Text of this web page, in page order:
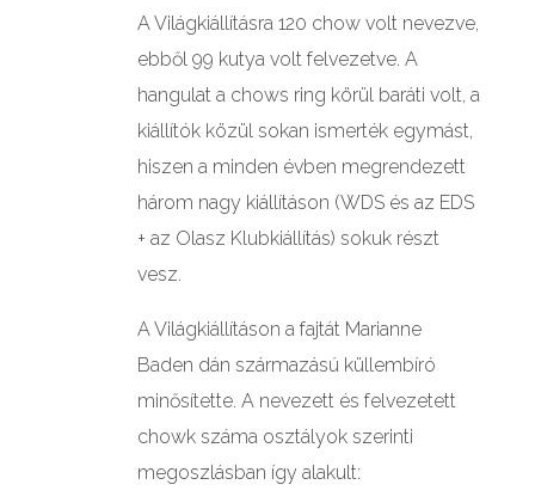
A Világkiállításra 120 chow volt nevezve,
ebből 99 kutya volt felvezetve. A
hangulat a chows ring körül baráti volt, a
kiállítók közül sokan ismerték egymást,
hiszen a minden évben megrendezett
három nagy kiállításon (WDS és az EDS
+ az Olasz Klubkiállítás) sokuk részt
vesz.
A Világkiállításon a fajtát Marianne
Baden dán származású küllembíró
minősítette. A nevezett és felvezetett
chowk száma osztályok szerinti
megoszlásban így alakult: